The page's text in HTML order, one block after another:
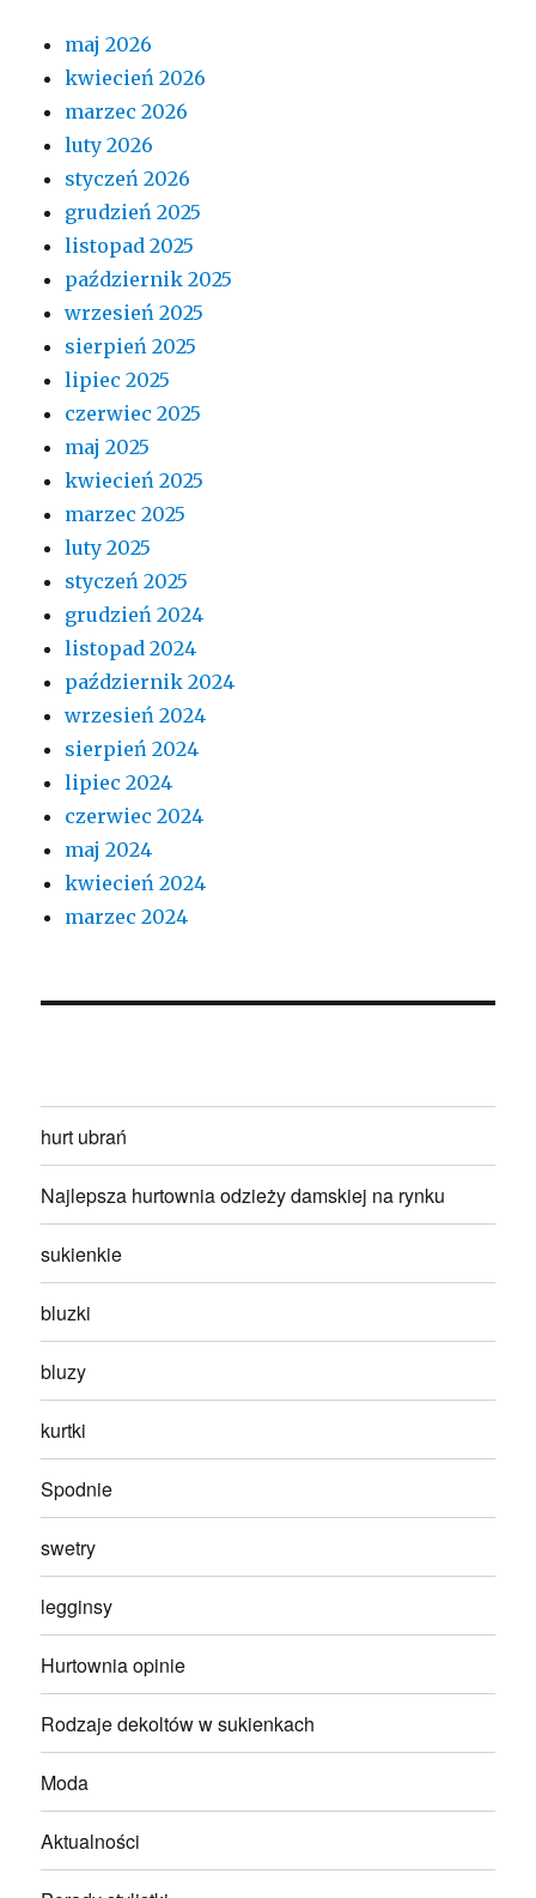
maj 2026
kwiecień 2026
marzec 2026
luty 2026
styczeń 2026
grudzień 2025
listopad 2025
październik 2025
wrzesień 2025
sierpień 2025
lipiec 2025
czerwiec 2025
maj 2025
kwiecień 2025
marzec 2025
luty 2025
styczeń 2025
grudzień 2024
listopad 2024
październik 2024
wrzesień 2024
sierpień 2024
lipiec 2024
czerwiec 2024
maj 2024
kwiecień 2024
marzec 2024
hurt ubrań
Najlepsza hurtownia odzieży damskiej na rynku
sukienkie
bluzki
bluzy
kurtki
Spodnie
swetry
legginsy
Hurtownia opinie
Rodzaje dekoltów w sukienkach
Moda
Aktualności